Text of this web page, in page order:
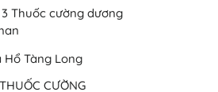
Thuốc cường dương
Hổ Tàng Long
CƯỜNG